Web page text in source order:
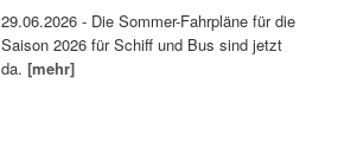
29.06.2026 - Die Sommer-Fahrpläne für die
Saison 2026 für Schiff und Bus sind jetzt
da.[mehr]